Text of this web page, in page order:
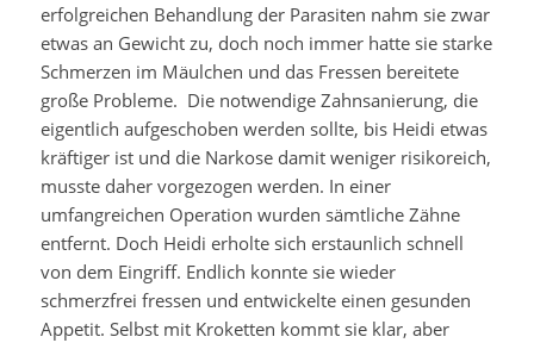
erfolgreichen Behandlung der Parasiten nahm sie zwar
etwas an Gewicht zu, doch noch immer hatte sie starke
Schmerzen im Mäulchen und das Fressen bereitete
große Probleme. Die notwendige Zahnsanierung, die
eigentlich aufgeschoben werden sollte, bis Heidi etwas
kräftiger ist und die Narkose damit weniger risikoreich,
musste daher vorgezogen werden. In einer
umfangreichen Operation wurden sämtliche Zähne
entfernt. Doch Heidi erholte sich erstaunlich schnell
von dem Eingriff. Endlich konnte sie wieder
schmerzfrei fressen und entwickelte einen gesunden
Appetit. Selbst mit Kroketten kommt sie klar, aber